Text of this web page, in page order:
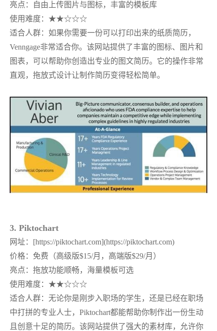
亮点：自由上传图片与图标，丰富的模板库
使用难度： ★★☆☆☆
适合人群：如果你需要一份可以打印出来的纸质简历，
Venngage非常适合你。该网站提供了丰富的图标、图片和
图表，可以帮助你创造出专业的图文简历。它的操作非常
直观，拖放式设计让制作简历变得轻松简单。
3. Piktochart
网址： [https://piktochart.com](https://piktochart.com)
价格：免费（高级版$15/月，高端版$29/月）
亮点：拖放功能顺畅，海量模板可选
使用难度： ★★☆☆☆
适合人群：无论你是刚步入职场的学生，还是已经在职场
中打拼的专业人士， Piktochart都能帮助你制作出一份生动
且创意十足的简历。该网站提供了强大的素材库，允许你